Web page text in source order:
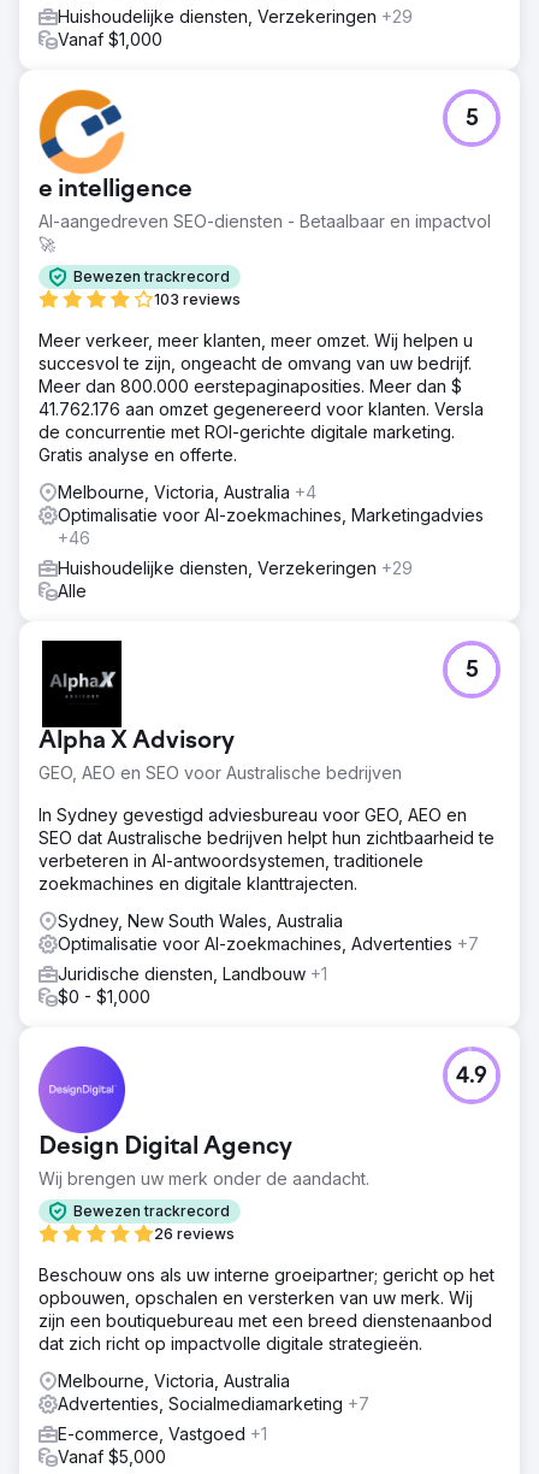
Huishoudelijke diensten, Verzekeringen +29
Vanaf $1,000
e intelligence
AI-aangedreven SEO-diensten - Betaalbaar en impactvol
🚀
Bewezen trackrecord
103 reviews
5
Meer verkeer, meer klanten, meer omzet. Wij helpen u
succesvol te zijn, ongeacht de omvang van uw bedrijf.
Meer dan 800.000 eerstepaginaposities. Meer dan $
41.762.176 aan omzet gegenereerd voor klanten. Versla
de concurrentie met ROI-gerichte digitale marketing.
Gratis analyse en offerte.
Melbourne, Victoria, Australia +4
Optimalisatie voor AI-zoekmachines, Marketingadvies
+46
Huishoudelijke diensten, Verzekeringen +29
Alle
Alpha X Advisory
GEO, AEO en SEO voor Australische bedrijven
5
In Sydney gevestigd adviesbureau voor GEO, AEO en
SEO dat Australische bedrijven helpt hun zichtbaarheid te
verbeteren in AI-antwoordsystemen, traditionele
zoekmachines en digitale klanttrajecten.
Sydney, New South Wales, Australia
Optimalisatie voor AI-zoekmachines, Advertenties +7
Juridische diensten, Landbouw +1
$0 - $1,000
Design Digital Agency
Wij brengen uw merk onder de aandacht.
Bewezen trackrecord
26 reviews
4.9
Beschouw ons als uw interne groeipartner; gericht op het
opbouwen, opschalen en versterken van uw merk. Wij
zijn een boutiquebureau met een breed dienstenaanbod
dat zich richt op impactvolle digitale strategieën.
Melbourne, Victoria, Australia
Advertenties, Socialmediamarketing +7
E-commerce, Vastgoed +1
Vanaf $5,000